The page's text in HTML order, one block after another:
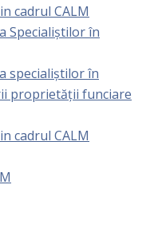
cadrul CALM
Specialiștilor în
specialiştilor în
proprietăţii funciare
cadrul CALM